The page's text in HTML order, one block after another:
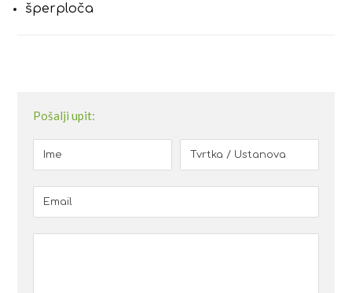
šperploča
Pošalji upit: